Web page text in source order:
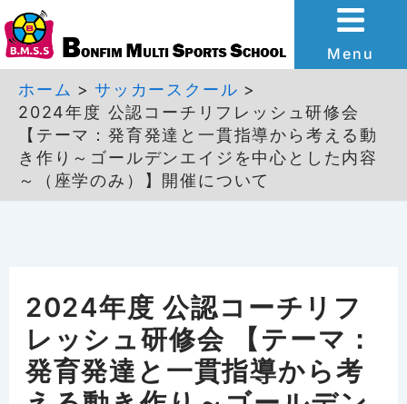
内
容
Menu
ホーム
サッカースクール
2024年度 公認コーチリフレッシュ研修会
【テーマ：発育発達と一貫指導から考える動
き作り～ゴールデンエイジを中心とした内容
～（座学のみ）】開催について
2024年度 公認コーチリフ
レッシュ研修会 【テーマ：
発育発達と一貫指導から考